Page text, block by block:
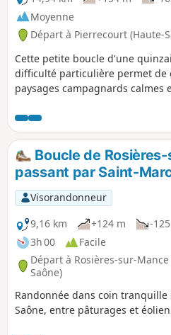
Moyenne
Départ à Pierrecourt (Haute-
Cette petite boucle d'une
difficulté particulière permet de
paysages campagnards calmes
chevreuils dans les sous-bois.
Boucle de
passant par Saint-
Visorandonneur
9,16 km
+124 m
-
3h 00
Facile
Départ à Rosières-sur-Mance
Saône)
Randonnée dans coin tranquille
Saône, entre pâturages et